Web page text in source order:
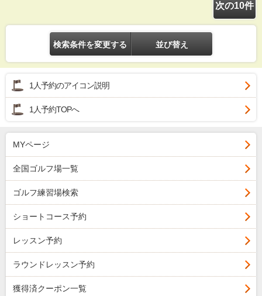
次の10件
検索条件を変更する 並び替え
1人予約のアイコン説明
1人予約TOPへ
MYページ
全国ゴルフ場一覧
ゴルフ練習場検索
ショートコース予約
レッスン予約
ラウンドレッスン予約
獲得済クーポン一覧